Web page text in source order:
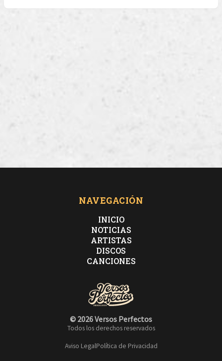
NAVEGACIÓN
INICIO
NOTICIAS
ARTISTAS
DISCOS
CANCIONES
© 2026 Versos Perfectos
Todos los derechos reservados
Aviso LegalPolítica de Privacidad